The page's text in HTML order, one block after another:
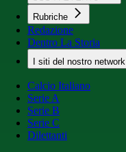
Rubriche
Redazione
Dentro La Storia
I siti del nostro network
Calcio Italiano
Serie A
Serie B
Serie C
Dilettanti